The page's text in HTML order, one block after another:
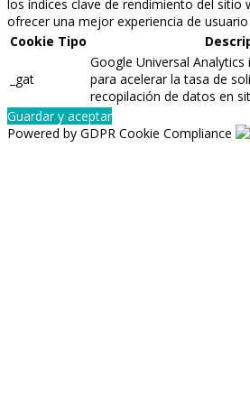
los índices clave de rendimiento del sitio
ofrecer una mejor experiencia de
Cookie Tipo
_gat
Google Universal
para acelerar la tasa de
recopilación de datos en
Guardar y aceptar
Powered by GDPR Cookie Compliance